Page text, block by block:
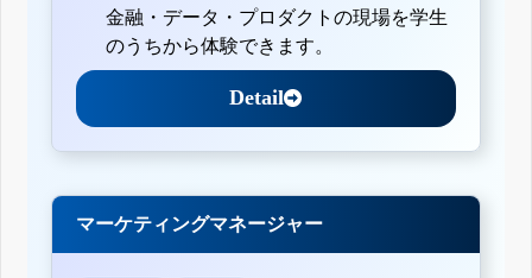
金融・データ・プロダクトの現場を学生
のうちから体験できます。
Detail
マーケティングマネージャー